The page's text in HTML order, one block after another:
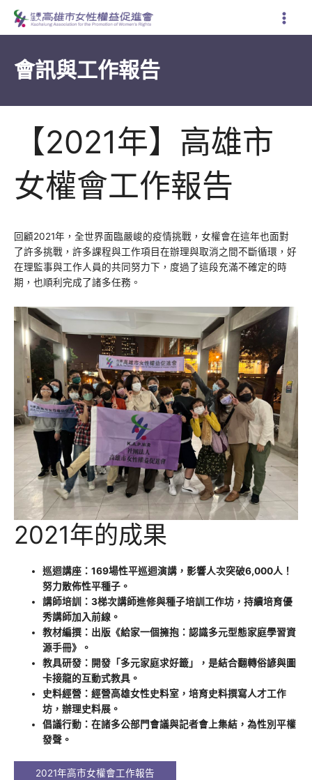
主
會訊與工作報告
【2021年】高雄市
女權會工作報告
回顧2021年，全世界面臨嚴峻的疫情挑戰，女權會在這年也面對
了許多挑戰，許多課程與工作項目在辦理與取消之間不斷循環，好
在理監事與工作人員的共同努力下，度過了這段充滿不確定的時
期，也順利完成了諸多任務。
2021年的成果
巡迴講座：169場性平巡迴演講，影響人次突破6,000人！
努力散佈性平種子。
講師培訓：3梯次講師進修與種子培訓工作坊，持續培育優
秀講師加入前線。
教材編撰：出版《給家一個擁抱：認識多元型態家庭學習資
源手冊》。
教具研發：開發「多元家庭求好籤」，是結合翻轉俗諺與圖
卡接龍的互動式教具。
史料經營：經營高雄女性史料室，培育史料撰寫人才工作
坊，辦理史料展。
倡議行動：在諸多公部門會議與記者會上集結，為性別平權
發聲。
2021年高市女權會工作報告